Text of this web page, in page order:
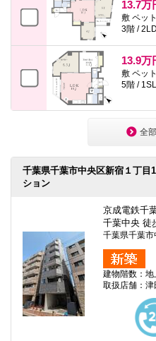
13.7万
敷 ペッ
3階 /
13.9万
敷 ペッ
5階 /
全
千葉県千葉市中央区新宿１丁目
ション
京成電鉄千
千葉中央 徒
千葉県千葉
建物階数：地
取扱店舗：津